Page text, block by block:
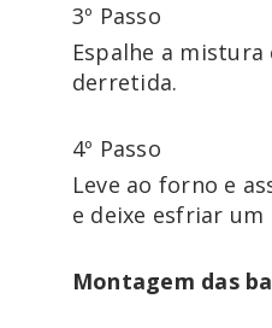
3º Passo
Espalhe a
derretida.
4º Passo
Leve ao forno e
e deixe esfriar um
Montagem das